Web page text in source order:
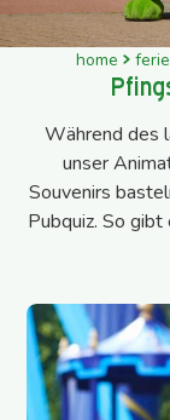
home
Während des
unser
Souvenirs
Pubquiz. So